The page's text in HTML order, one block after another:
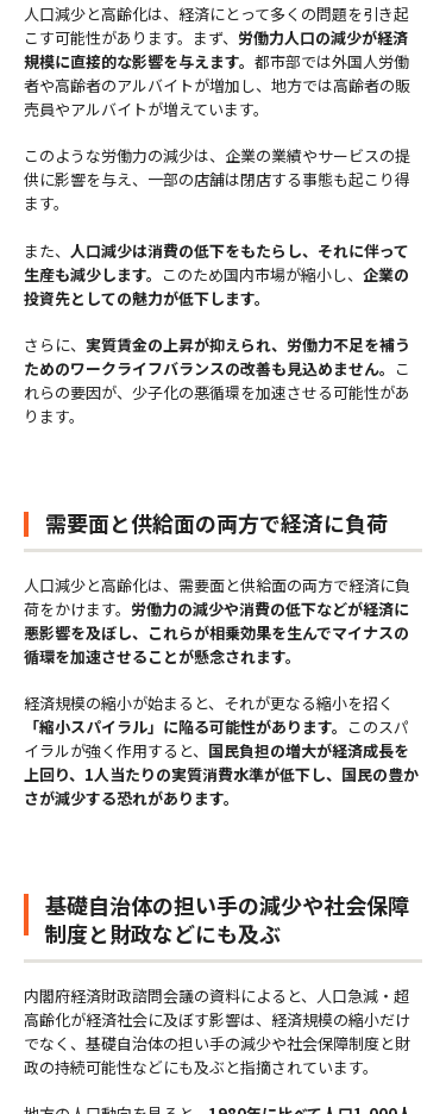
人口減少と高齢化は、経済にとって多くの問題を引き起
こす可能性があります。まず、 労働力人口の減少が経済
規模に直接的な影響を与えます。 都市部では外国人労働
者や高齢者のアルバイトが増加し、地方では高齢者の販
売員やアルバイトが増えています。
このような労働力の減少は、企業の業績やサービスの提
供に影響を与え、一部の店舗は閉店する事態も起こり得
ます。
また、 人口減少は消費の低下をもたらし、それに伴って
生産も減少します。 このため国内市場が縮小し、 企業の
投資先としての魅力が低下します。
さらに、 実質賃金の上昇が抑えられ、労働力不足を補う
ためのワークライフバランスの改善も見込めません。 こ
れらの要因が、少子化の悪循環を加速させる可能性があ
ります。
需要面と供給面の両方で経済に負荷
人口減少と高齢化は、需要面と供給面の両方で経済に負
荷をかけます。 労働力の減少や消費の低下などが経済に
悪影響を及ぼし、これらが相乗効果を生んでマイナスの
循環を加速させることが懸念されます。
経済規模の縮小が始まると、それが更なる縮小を招く
「縮小スパイラル」に陥る可能性があります。 このスパ
イラルが強く作用すると、 国民負担の増大が経済成長を
上回り、1人当たりの実質消費水準が低下し、国民の豊か
さが減少する恐れがあります。
基礎自治体の担い手の減少や社会保障
制度と財政などにも及ぶ
内閣府経済財政諮問会議の資料によると、人口急減・超
高齢化が経済社会に及ぼす影響は、経済規模の縮小だけ
でなく、基礎自治体の担い手の減少や社会保障制度と財
政の持続可能性などにも及ぶと指摘されています。